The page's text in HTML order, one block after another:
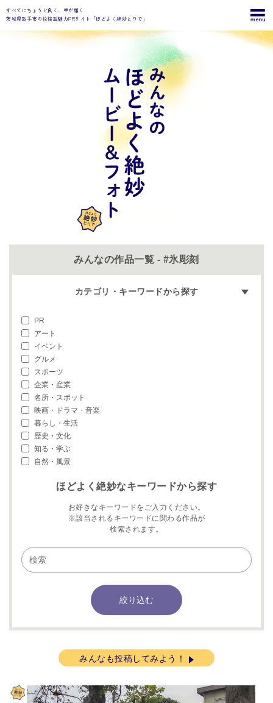
すべてにちょうど良く、手が届く
茨城県取手市の投稿型魅力PRサイト「ほどよく絶妙とりで」
みんなの作品一覧 - #氷彫刻
カテゴリ・キーワードから探す
PR
アート
イベント
グルメ
スポーツ
企業・産業
名所・スポット
映画・ドラマ・音楽
暮らし・生活
歴史・文化
知る・学ぶ
自然・風景
ほどよく絶妙なキーワードから探す
お好きなキーワードをご入力ください。
※該当されるキーワードに関わる作品が
検索されます。
みんなも投稿してみよう！